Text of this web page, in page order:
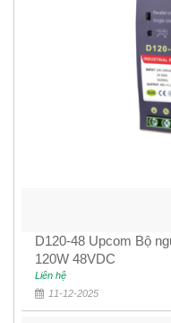
D120-48 Upcom Bộ
120W 48VDC
Liên hệ
11-12-2025